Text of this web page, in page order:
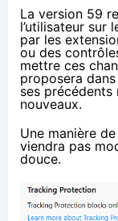
La version 59
l’utilisateur sur
par les
ou des
mettre ces
proposera
ses
nouveaux.
Une manière de
viendra pas
douce.